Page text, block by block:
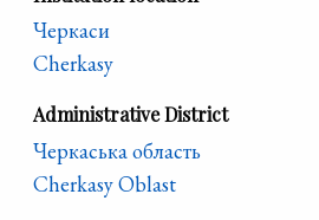
Черкаси
Cherkasy
Administrative District
Черкаська область
Cherkasy Oblast